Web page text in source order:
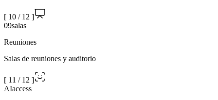
[ 10 / 12 ]
09salas
Reuniones
Salas de reuniones y auditorio
[ 11 / 12 ]
AIaccess